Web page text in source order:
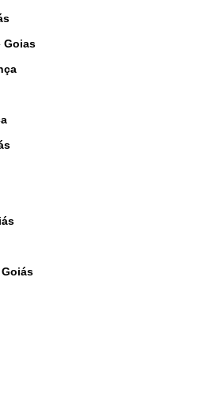
Goias
Goiás